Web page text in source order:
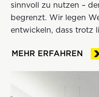
sinnvoll zu nutzen –
begrenzt. Wir legen
entwickeln, dass trotz
MEHR ERFAHREN